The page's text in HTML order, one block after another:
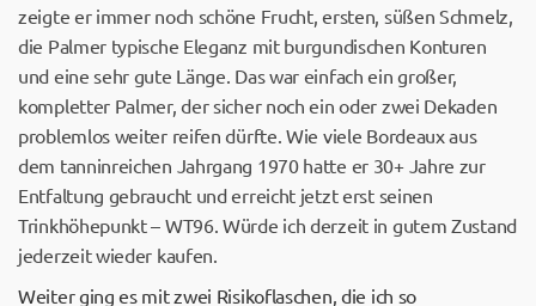
zeigte er immer noch schöne Frucht, ersten, süßen Schmelz,
die Palmer typische Eleganz mit burgundischen Konturen
und eine sehr gute Länge. Das war einfach ein großer,
kompletter Palmer, der sicher noch ein oder zwei Dekaden
problemlos weiter reifen dürfte. Wie viele Bordeaux aus
dem tanninreichen Jahrgang 1970 hatte er 30+ Jahre zur
Entfaltung gebraucht und erreicht jetzt erst seinen
Trinkhöhepunkt – WT96. Würde ich derzeit in gutem Zustand
jederzeit wieder kaufen.
Weiter ging es mit zwei Risikoflaschen, die ich so